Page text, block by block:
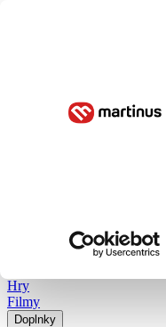
Hry
Filmy
Doplnky